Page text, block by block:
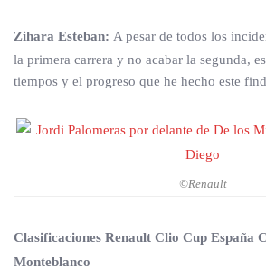
Zihara Esteban: A pesar de todos los
la primera carrera y no acabar la segunda,
tiempos y el progreso que he hecho este
©Renault
Clasificaciones Renault Clio Cup España
Monteblanco